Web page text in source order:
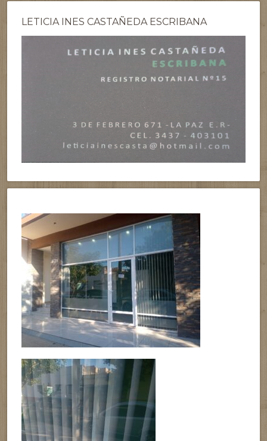
LETICIA INES CASTAÑEDA ESCRIBANA